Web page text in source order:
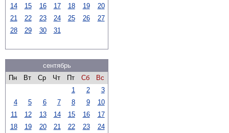
14
15 16 17 18 19
20
21
22 23 24 25 26
27
28
29 30 31
сентябрь
Пн
Вт Ср Чт Пт Сб
Вс
1
2
3
4
5 6 7 8 9
10
11
12 13 14 15 16
17
18
19 20 21 22 23
24